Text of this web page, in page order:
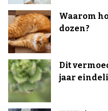
Waarom
dozen?
Dit
jaar